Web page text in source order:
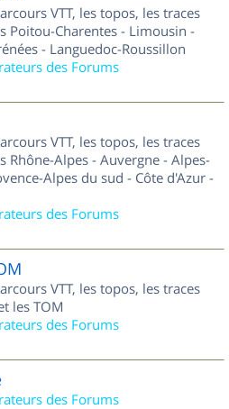
VTT, les topos, les traces
Poitou-Charentes - Limousin -
- Languedoc-Roussillon
des Forums
VTT, les topos, les traces
Rhône-Alpes - Auvergne - Alpes-
Alpes du sud - Côte d'Azur -
des Forums
VTT, les topos, les traces
les TOM
des Forums
des Forums